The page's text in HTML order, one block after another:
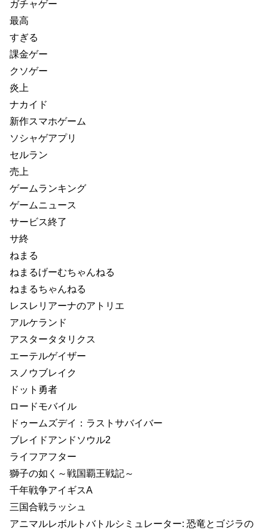
ガチャゲー
最高
すぎる
課金ゲー
クソゲー
炎上
ナカイド
新作スマホゲーム
ソシャゲアプリ
セルラン
売上
ゲームランキング
ゲームニュース
サービス終了
サ終
ねまる
ねまるげーむちゃんねる
ねまるちゃんねる
レスレリアーナのアトリエ
アルケランド
アスタータタリクス
エーテルゲイザー
スノウブレイク
ドット勇者
ロードモバイル
ドゥームズデイ：ラストサバイバー
ブレイドアンドソウル2
ライフアフター
獅子の如く～戦国覇王戦記～
千年戦争アイギスA
三国合戦ラッシュ
アニマルレボルトバトルシミュレーター: 恐竜とゴジラの